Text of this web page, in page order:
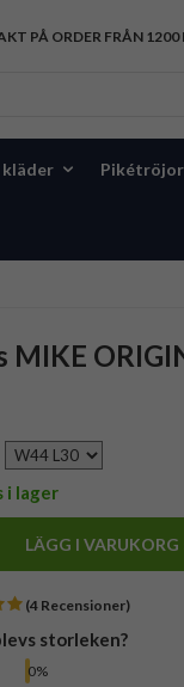
PÅ ORDER FRÅN 1200
kläder Pikétröjor
MIKE
i lager
LÄGG I VARUKORG
(4 Recensioner)
storleken?
0%